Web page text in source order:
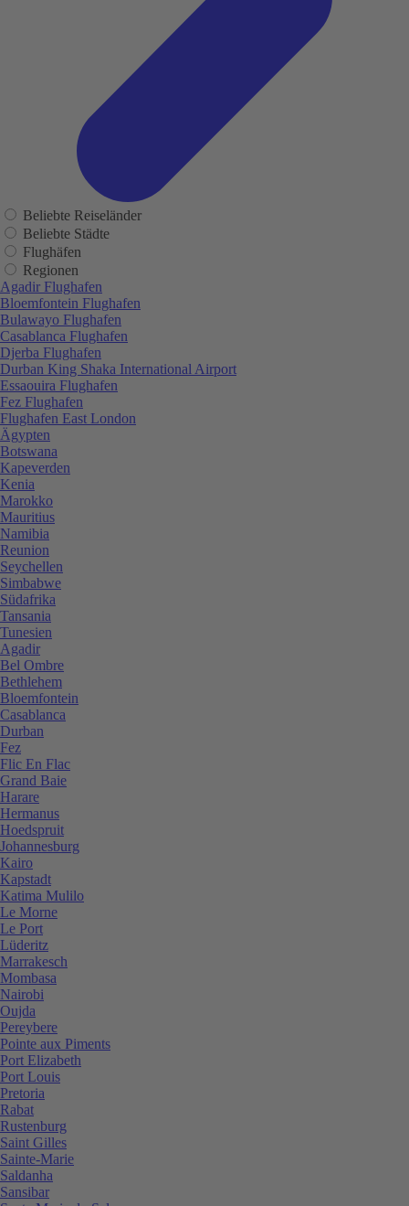
Beliebte Reiseländer
Beliebte Städte
Flughäfen
Regionen
Agadir Flughafen
Bloemfontein Flughafen
Bulawayo Flughafen
Casablanca Flughafen
Djerba Flughafen
Durban King Shaka International Airport
Essaouira Flughafen
Fez Flughafen
Flughafen East London
Ägypten
Botswana
Kapeverden
Kenia
Marokko
Mauritius
Namibia
Reunion
Seychellen
Simbabwe
Südafrika
Tansania
Tunesien
Agadir
Bel Ombre
Bethlehem
Bloemfontein
Casablanca
Durban
Fez
Flic En Flac
Grand Baie
Harare
Hermanus
Hoedspruit
Johannesburg
Kairo
Kapstadt
Katima Mulilo
Le Morne
Le Port
Lüderitz
Marrakesch
Mombasa
Nairobi
Oujda
Pereybere
Pointe aux Piments
Port Elizabeth
Port Louis
Pretoria
Rabat
Rustenburg
Saint Gilles
Sainte-Marie
Saldanha
Sansibar